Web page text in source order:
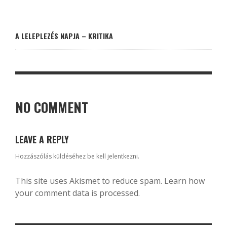
A LELEPLEZÉS NAPJA – KRITIKA
NO COMMENT
LEAVE A REPLY
Hozzászólás küldéséhez be kell jelentkezni.
This site uses Akismet to reduce spam. Learn how
your comment data is processed.